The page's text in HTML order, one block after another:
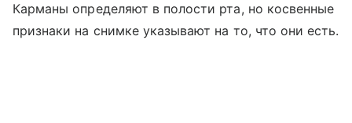
Карманы определяют в полости рта, но косвенные
признаки на снимке указывают на то, что они есть.